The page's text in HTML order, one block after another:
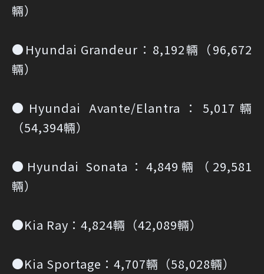
輛）
●Hyundai Grandeur：8,192輛（96,672
輛）
●Hyundai Avante/Elantra：5,017輛
（54,394輛）
●Hyundai Sonata：4,849輛（29,581
輛）
●Kia Ray：4,824輛（42,089輛）
●Kia Sportage：4,707輛（58,028輛）